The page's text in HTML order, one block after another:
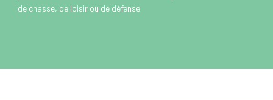
de chasse, de loisir ou de défense.